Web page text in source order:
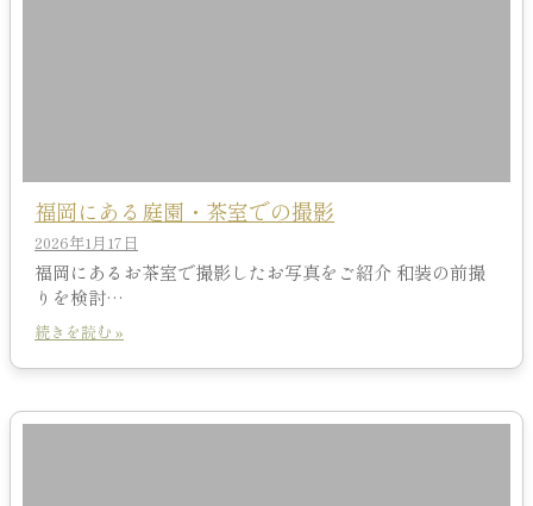
福岡にある庭園・茶室での撮影
2026年1月17日
福岡にあるお茶室で撮影したお写真をご紹介 和装の前撮
りを検討…
続きを読む »